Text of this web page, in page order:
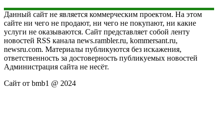
Данный сайт не является коммерческим проектом. На этом
сайте ни чего не продают, ни чего не покупают, ни какие
услуги не оказываются. Сайт представляет собой ленту
новостей RSS канала news.rambler.ru, kommersant.ru,
newsru.com. Материалы публикуются без искажения,
ответственность за достоверность публикуемых новостей
Администрация сайта не несёт.
Сайт от bmb1 @ 2024